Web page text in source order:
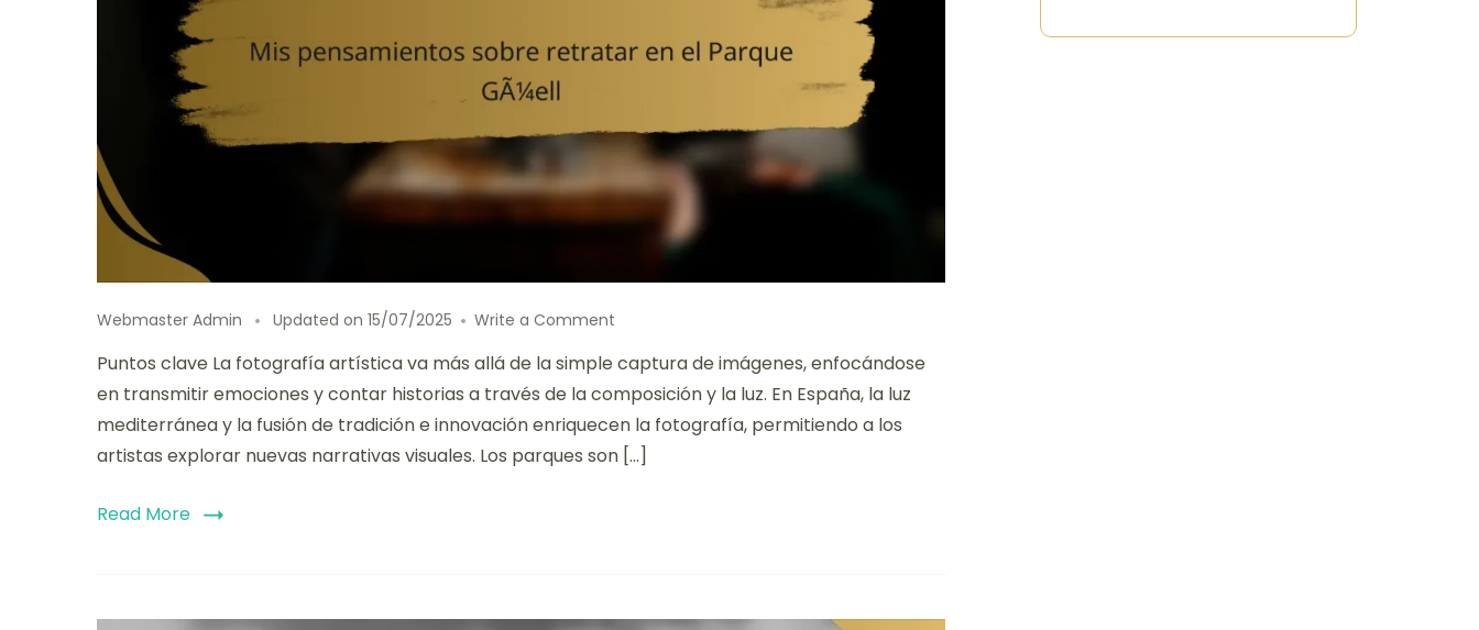
Webmaster Admin Updated on 15/07/2025 Write a Comment
pensamientos
sobre
retratar
en
el
Puntos clave La fotografía artística va más allá de la simple captura de imágenes, enfocándose
en transmitir emociones y contar historias a través de la composición y la luz. En España, la luz
mediterránea y la fusión de tradición e innovación enriquecen la fotografía, permitiendo a los
artistas explorar nuevas narrativas visuales. Los parques son […]
Read More